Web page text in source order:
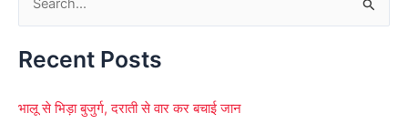
a
c
Recent Posts
भालू से भिड़ा बुजुर्ग, दराती से वार कर बचाई जान